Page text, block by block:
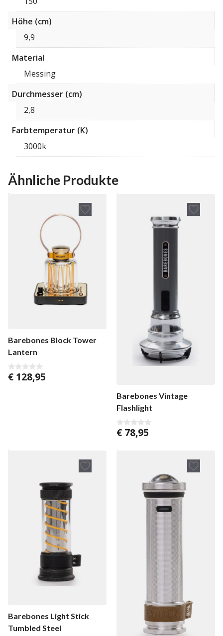
Höhe (cm)
9,9
Material
Messing
Durchmesser (cm)
2,8
Farbtemperatur (K)
3000k
Ähnliche Produkte
Barebones Block Tower
Lantern
0
v
€ 128,95
Barebones Vintage
Flashlight
0
v
n
€ 78,95
Barebones Light Stick
Tumbled Steel